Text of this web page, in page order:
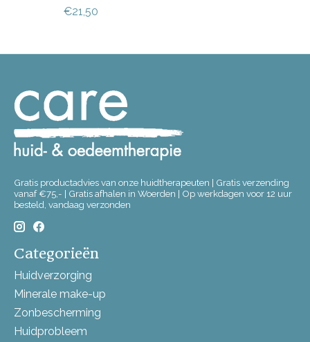
€21,50
Gratis productadvies van onze huidtherapeuten | Gratis verzending
vanaf €75,- | Gratis afhalen in Woerden | Op werkdagen voor 12 uur
besteld, vandaag verzonden
Categorieën
Huidverzorging
Minerale make-up
Zonbescherming
Huidprobleem